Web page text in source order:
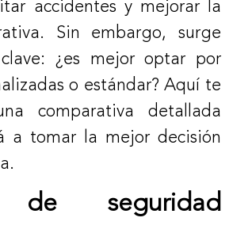
accidentes y mejorar la
Sin embargo, surge
¿es mejor optar por
o estándar? Aquí te
comparativa detallada
a tomar la mejor decisión
de seguridad